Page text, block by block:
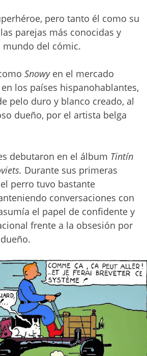
pero tanto él como su
parejas más conocidas y
del cómic.
Snowyen el mercado
en los países hispanohablantes,
pelo duro y blanco creado, al
dueño, por el artista belga
debutaron en el álbum Tintín
Durante sus primeras
perro tuvo bastante
conversaciones con
el papel de confidente y
frente a la obsesión por